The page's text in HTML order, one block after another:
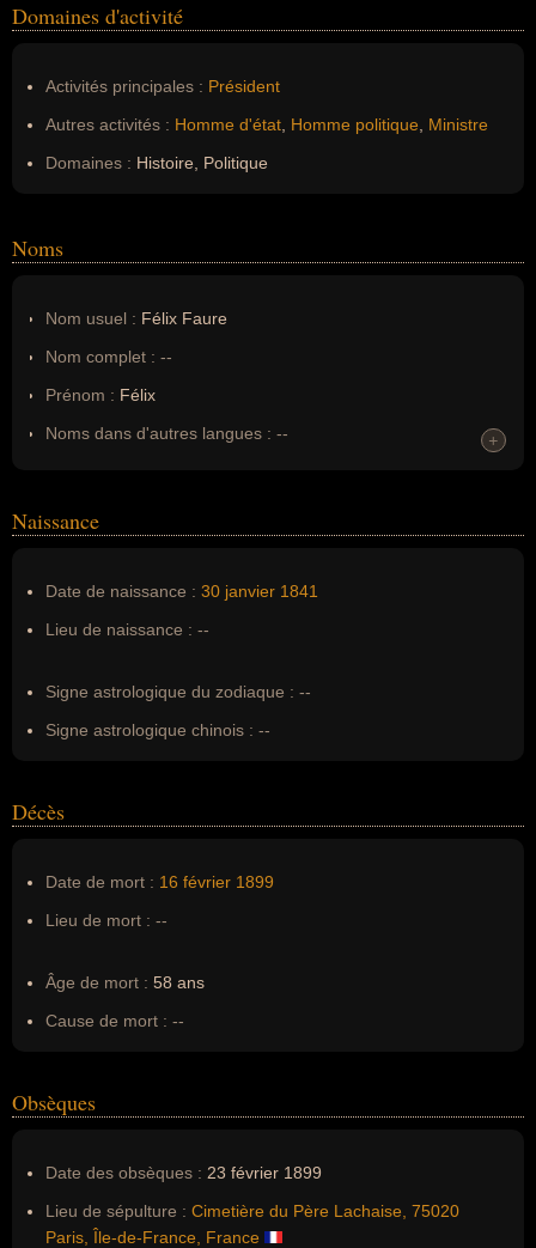
Domaines d'activité
Activités principales : Président
Autres activités : Homme d'état Homme politique
Ministre
Domaines : Histoire, Politique
Noms
Nom usuel : Félix Faure
Nom complet : --
Prénom : Félix
Noms dans d'autres langues : --
Nom de famille :Faure
+
Naissance
Date de naissance : 30 janvier 1841
Lieu de naissance : --
Signe astrologique du zodiaque : --
Signe astrologique chinois : --
Décès
Date de mort : 16 février 1899
Lieu de mort : --
Âge de mort : 58 ans
Cause de mort : --
Obsèques
Date des obsèques : 23 février 1899
Lieu de sépulture : Cimetière du Père Lachaise, 75020
Paris, Île-de-France, France